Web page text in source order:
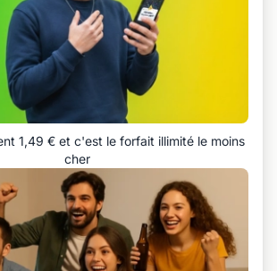
1,49 € et c'est le forfait illimité le moins
cher